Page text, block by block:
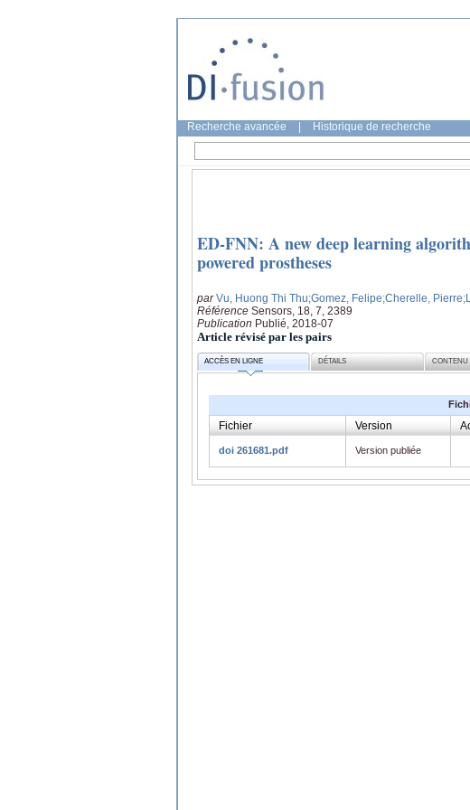
Recherche avancée Historique de recherche
ED-FNN: A new deep learning
powered prostheses
parVu, Huong Thi Thu;Gomez, Felipe;Cherelle, Pierre
Référence Sensors, 18, 7, 2389
Publication Publié, 2018-07
Article révisé par les pairs
ACCÈS EN LIGNE DÉTAILS CONTENU
Fichier Version
doi 261681.pdf Version publiée